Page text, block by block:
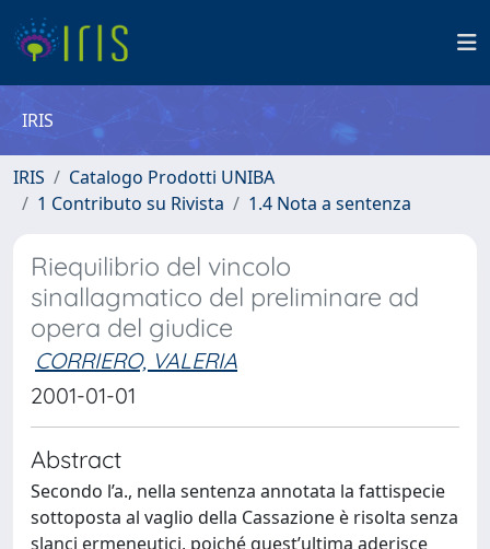
IRIS
IRIS
Catalogo Prodotti UNIBA
1 Contributo su Rivista
1.4 Nota a sentenza
Riequilibrio del vincolo
sinallagmatico del preliminare ad
opera del giudice
CORRIERO, VALERIA
2001-01-01
Abstract
Secondo l’a., nella sentenza annotata la fattispecie
sottoposta al vaglio della Cassazione è risolta senza
slanci ermeneutici, poiché quest’ultima aderisce